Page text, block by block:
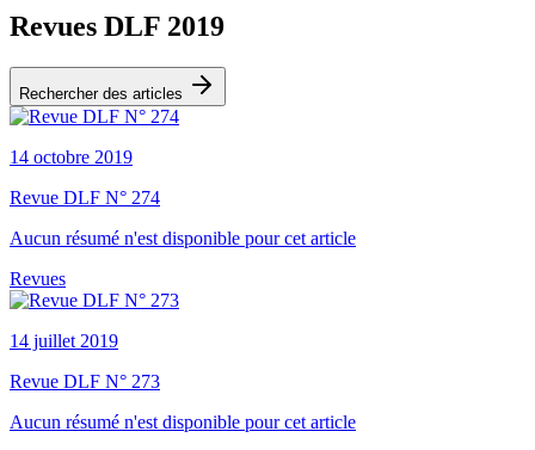
Revues DLF 2019
Rechercher des articles
14 octobre 2019
Revue DLF N° 274
Aucun résumé n'est disponible pour cet article
Revues
14 juillet 2019
Revue DLF N° 273
Aucun résumé n'est disponible pour cet article